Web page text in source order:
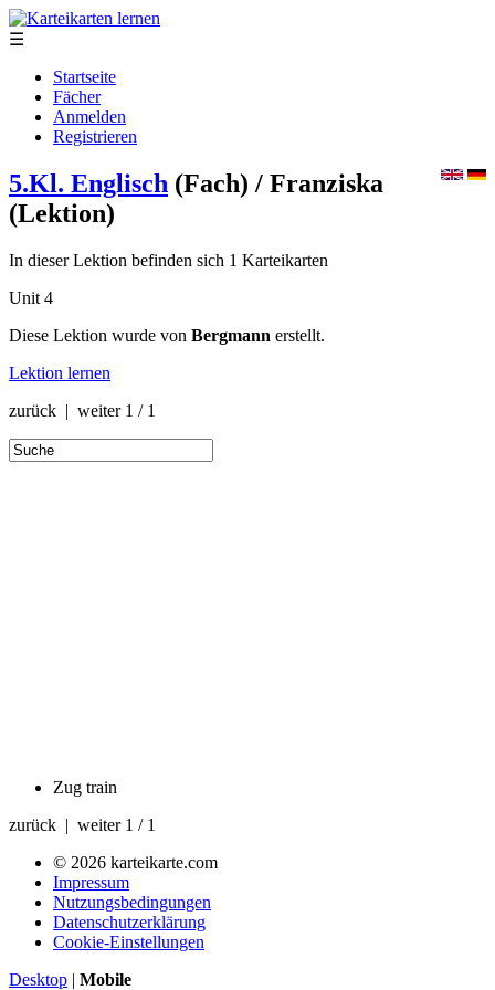
☰
Startseite
Fächer
Anmelden
Registrieren
5.Kl. Englisch (Fach) / Franziska
(Lektion)
In dieser Lektion befinden sich 1 Karteikarten
Unit 4
Diese Lektion wurde von Bergmann erstellt.
Lektion lernen
zurück | weiter 1 / 1
Zug train
zurück | weiter 1 / 1
© 2026 karteikarte.com
Impressum
Nutzungsbedingungen
Datenschutzerklärung
Cookie-Einstellungen
Desktop | Mobile